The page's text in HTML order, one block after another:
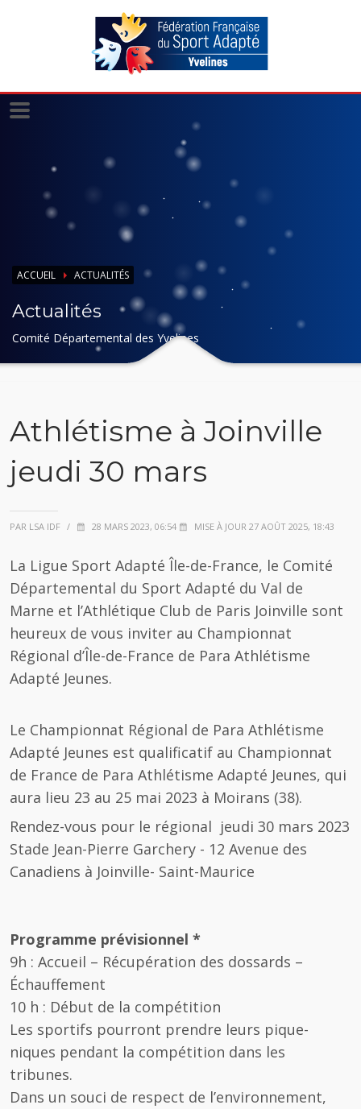
ACCUEIL ACTUALITÉS
Actualités
Comité Départemental des Yvelines
Athlétisme à Joinville
jeudi 30 mars
PAR LSA IDF / 28 MARS 2023, 06:54 MISE À JOUR 27 AOÛT 2025, 18:43
La Ligue Sport Adapté Île-de-France, le Comité
Départemental du Sport Adapté du Val de
Marne et l’Athlétique Club de Paris Joinville sont
heureux de vous inviter au Championnat
Régional d’Île-de-France de Para Athlétisme
Adapté Jeunes.
Le Championnat Régional de Para Athlétisme
Adapté Jeunes est qualificatif au Championnat
de France de Para Athlétisme Adapté Jeunes, qui
aura lieu 23 au 25 mai 2023 à Moirans (38).
Rendez-vous pour le régional jeudi 30 mars 2023
Stade Jean-Pierre Garchery - 12 Avenue des
Canadiens à Joinville- Saint-Maurice
Programme prévisionnel *
9h : Accueil – Récupération des dossards –
Échauffement
10 h : Début de la compétition
Les sportifs pourront prendre leurs pique-
niques pendant la compétition dans les
tribunes.
Dans un souci de respect de l’environnement,
Panneau de gestion des cookies